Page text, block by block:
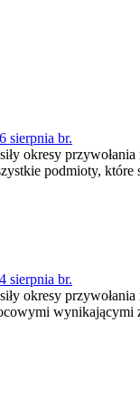
sierpnia br.
okresy
podmioty,
sierpnia br.
okresy